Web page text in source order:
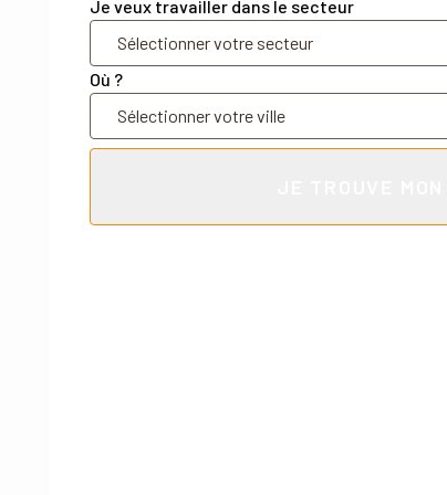
Je veux travailler dans le secteur
Où ?